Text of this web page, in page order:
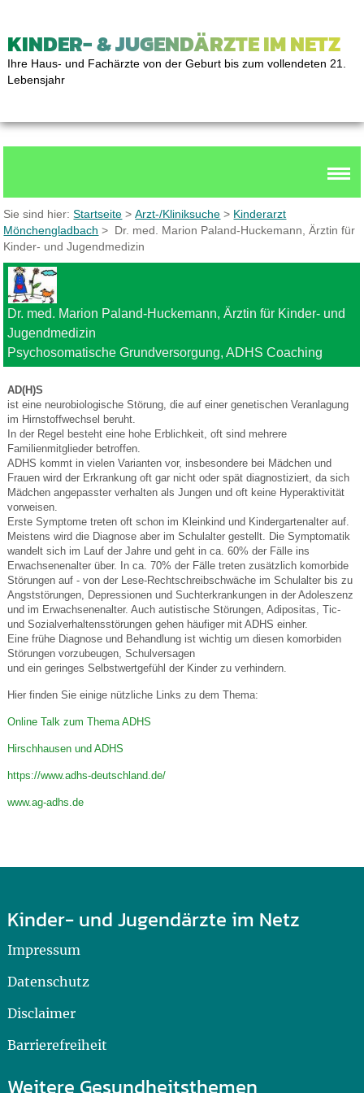
KINDER- & JUGENDÄRZTE IM NETZ
Ihre Haus- und Fachärzte von der Geburt bis zum vollendeten 21.
Lebensjahr
Sie sind hier:Startseite >Arzt-/Kliniksuche > Kinderarzt
Mönchengladbach > Dr. med. Marion Paland-Huckemann, Ärztin für
Kinder- und Jugendmedizin
Dr. med. Marion Paland-Huckemann, Ärztin für Kinder- und
Jugendmedizin
Psychosomatische Grundversorgung, ADHS Coaching
AD(H)S
ist eine neurobiologische Störung, die auf einer genetischen Veranlagung
im Hirnstoffwechsel beruht.
In der Regel besteht eine hohe Erblichkeit, oft sind mehrere
Familienmitglieder betroffen.
ADHS kommt in vielen Varianten vor, insbesondere bei Mädchen und
Frauen wird der Erkrankung oft gar nicht oder spät diagnostiziert, da sich
Mädchen angepasster verhalten als Jungen und oft keine Hyperaktivität
vorweisen.
Erste Symptome treten oft schon im Kleinkind und Kindergartenalter auf.
Meistens wird die Diagnose aber im Schulalter gestellt. Die Symptomatik
wandelt sich im Lauf der Jahre und geht in ca. 60% der Fälle ins
Erwachsenenalter über. In ca. 70% der Fälle treten zusätzlich komorbide
Störungen auf - von der Lese-Rechtschreibschwäche im Schulalter bis zu
Angststörungen, Depressionen und Suchterkrankungen in der Adoleszenz
und im Erwachsenenalter. Auch autistische Störungen, Adipositas, Tic-
und Sozialverhaltensstörungen gehen häufiger mit ADHS einher.
Eine frühe Diagnose und Behandlung ist wichtig um diesen komorbiden
Störungen vorzubeugen, Schulversagen
und ein geringes Selbstwertgefühl der Kinder zu verhindern.
Hier finden Sie einige nützliche Links zu dem Thema:
Online Talk zum Thema ADHS
Hirschhausen und ADHS
https://www.adhs-deutschland.de/
www.ag-adhs.de
Kinder- und Jugendärzte im Netz
Impressum
Datenschutz
Disclaimer
Barrierefreiheit
Weitere Gesundheitsthemen